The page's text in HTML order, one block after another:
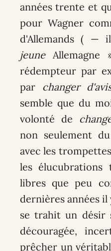
années trente et
pour Wagner
d'Allemands ( —
jeuneAllemagne
rédempteur par
par changer
semble que du
volonté de
non seulement
avec les
les élucubrations
libres que peu
dernières années
se trahit un désir
découragée,
prêcher un